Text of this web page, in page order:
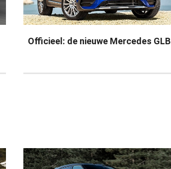
Officieel: de nieuwe Mercedes GLB